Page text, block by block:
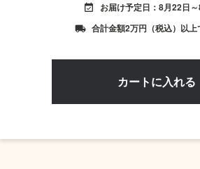
event_available お届け予定日：8月22日
local_shipping 合計金額2万円（税込）以上